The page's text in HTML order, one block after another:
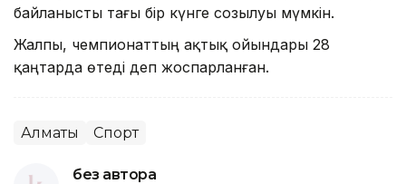
байланысты тағы бір күнге созылуы мүмкін.
Жалпы, чемпионаттың ақтық ойындары 28
қаңтарда өтеді деп жоспарланған.
Алматы Спорт
без автора